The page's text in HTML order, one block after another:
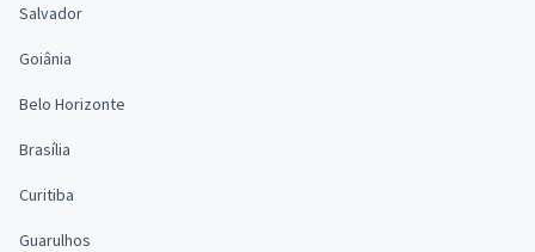
Salvador
Goiânia
Belo Horizonte
Brasília
Curitiba
Guarulhos